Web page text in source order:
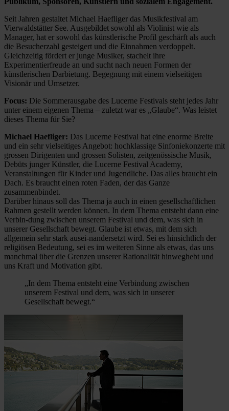
Seit Jahren gestaltet Michael Haefliger das Musikfestival am
Vierwaldstätter See. Ausgebildet sowohl als Violinist wie als
Manager, hat er sowohl das künstlerische Profil geschärft als auch
die Besucherzahl gesteigert und die Einnahmen verdoppelt.
Gleichzeitig fördert er junge Musiker, stachelt ihre
Experimentierfreude an und sucht nach neuen Formen der
künstlerischen Darbietung. Begegnung mit einem vielseitigen
Visionär und Umsetzer.
Focus: Die Sommerausgabe des Lucerne Festivals steht jedes Jahr
unter einem eigenen Thema – zuletzt war es „Glaube“. Was leistet
dieses Thema für Sie?
Michael Haefliger: Das Lucerne Festival hat eine enorme Breite
und ein sehr vielseitiges Angebot: hochklassige Sinfoniekonzerte mit
grossen Dirigenten und grossen Solisten, zeitgenössische Musik,
Debüts junger Künstler, die Lucerne Festival Academy,
Veranstaltungen für Kinder und Jugendliche. Das alles braucht ein
Dach. Es braucht einen roten Faden, der das Ganze
zusammenbindet.
Darüber hinaus soll das Thema ja auch in einen gesellschaftlichen
Rahmen gestellt werden können. In dem Thema entsteht dann eine
Verbin-dung zwischen unserem Festival und dem, was sich in
unserer Gesellschaft bewegt. Glaube ist etwas, mit dem sich
allgemein sehr stark ausei-nandersetzt wird. Sei es hinsichtlich der
religiösen Bedeutung, sei es im weiteren Sinne als etwas, das uns
manchmal über die Grenzen unserer Rationalität hinweghebt und
uns Kraft und Motivation gibt.
„In dem Thema entsteht eine Verbindung zwischen
unserem Festival und dem, was sich in unserer
Gesellschaft bewegt.“